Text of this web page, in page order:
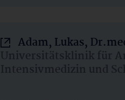
Adam, Lukas,
Universitätsklinik für
Intensivmedizin und